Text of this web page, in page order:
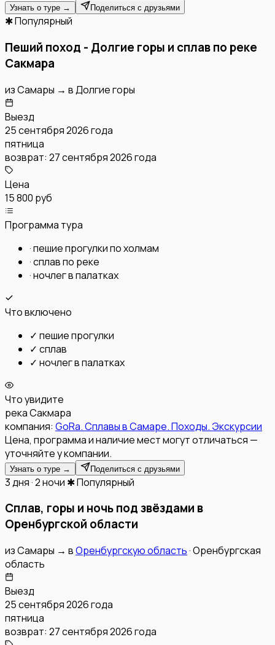
Узнать о туре → Поделиться с друзьями
✱ Популярный
Пеший поход - Долгие горы и сплав по реке
Сакмара
изСамары → вДолгие горы
Выезд
25 сентября 2026 года
пятница
возврат: 27 сентября 2026 года
Цена
15 800 руб
Программа тура
·пешие прогулки по холмам
·сплав по реке
·ночлег в палатках
Что включено
✓ пешие прогулки
✓ сплав
✓ ночлег в палатках
Что увидите
река Сакмара
компания: GoRa. Сплавы в Самаре. Походы. Экскурсии
Цена, программа и наличие мест могут отличаться —
уточняйте у компании.
Узнать о туре → Поделиться с друзьями
3 дня · 2 ночи ✱ Популярный
Сплав, горы и ночь под звёздами в
Оренбургской области
изСамары → вОренбургскую область·Оренбургская
область
Выезд
25 сентября 2026 года
пятница
возврат: 27 сентября 2026 года